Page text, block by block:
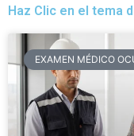
Haz Clic en el tema
EXAMEN MÉDICO